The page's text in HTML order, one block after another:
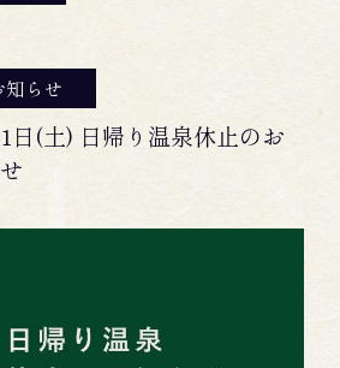
知らせ
日(土) 日帰り温泉休止のお